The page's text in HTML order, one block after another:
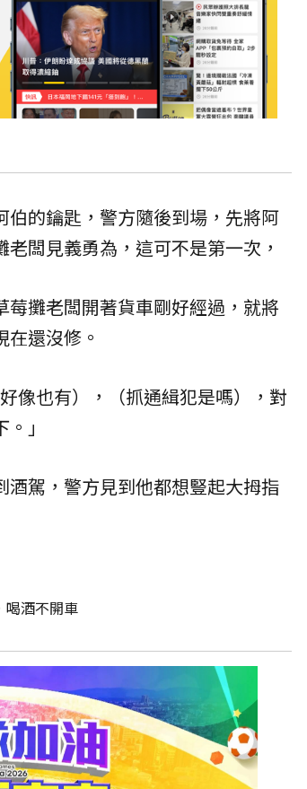
的鑰匙，警方隨後到場，先將阿
老闆見義勇為，這可不是第一次，
攤老闆開著貨車剛好經過，就將
還沒修。
像也有），（抓通緝犯是嗎），對
」
駕，警方見到他都想豎起大拇指
喝酒不開車